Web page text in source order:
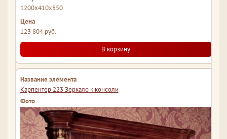
1200x410x850
123 804 руб.
В корзину
Карпентер 223 Зеркало к консоли